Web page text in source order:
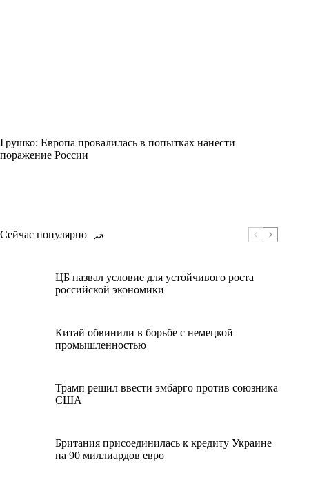
Грушко: Европа провалилась в попытках нанести
поражение России
Сейчас популярно
ЦБ назвал условие для устойчивого роста
российской экономики
Китай обвинили в борьбе с немецкой
промышленностью
Трамп решил ввести эмбарго против союзника
США
Британия присоединилась к кредиту Украине
на 90 миллиардов евро